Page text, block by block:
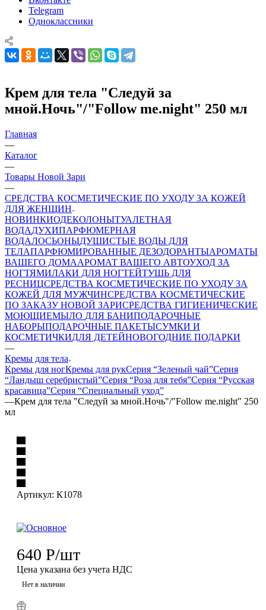
Telegram
Одноклассники
Крем для тела "Следуй за
мной.Ночь"/"Follow me.night" 250 мл
Главная
—
Каталог
—
Товары Новой Зари
—
СРЕДСТВА КОСМЕТИЧЕСКИЕ ПО УХОДУ ЗА КОЖЕЙ
ДЛЯ ЖЕНЩИН
НОВИНКИОДЕКОЛОНЫТУАЛЕТНАЯ
ВОДАДУХИПАРФЮМЕРНАЯ
ВОДАЛОСЬОНЫДУШИСТЫЕ ВОДЫ ДЛЯ
ТЕЛАПАРФЮМИРОВАННЫЕ ДЕЗОДОРАНТЫАРОМАТЫ
ВАШЕГО ДОМААРОМАТ ВАШЕГО АВТОУХОД ЗА
НОГТЯМИЛАКИ ДЛЯ НОГТЕЙТУШЬ ДЛЯ
РЕСНИЦСРЕДСТВА КОСМЕТИЧЕСКИЕ ПО УХОДУ ЗА
КОЖЕЙ ДЛЯ МУЖЧИНСРЕДСТВА КОСМЕТИЧЕСКИЕ
ПО ЗАКАЗУ НОВОЙ ЗАРИСРЕДСТВА ГИГИЕНИЧЕСКИЕ
МОЮЩИЕМЫЛО ДЛЯ БАНИПОДАРОЧНЫЕ
НАБОРЫПОДАРОЧНЫЕ ПАКЕТЫСУМКИ И
КОСМЕТИЧКИДЛЯ ДЕТЕЙНОВОГОДНИЕ ПОДАРКИ
—
Кремы для тела
Кремы для ногКремы для рукСерия “Зеленый чай”Серия
“Ландыш серебристый”Серия “Роза для тебя”Серия “Русская
красавица”Серия “Специальный уход”
—Крем для тела "Следуй за мной.Ночь"/"Follow me.night" 250
мл
Артикул: К1078
640 Р/шт
Цена указана без учета НДС
Нет в наличии